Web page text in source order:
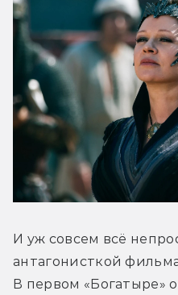
И уж совсем всё
антагонисткой
В первом «Богатыре»